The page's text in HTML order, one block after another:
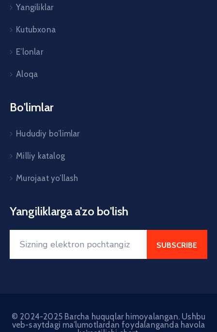
Yangiliklar
Kutubxona
E’lonlar
Aloqa
Bo'limlar
Hududiy bo’limlar
Milliy katalog
Murojaat yo’llash
Yangiliklarga a'zo bo'lish
© 2024-2025 Barcha huquqlar himoyalangan. Ushbu
veb-saytdagi ma’lumotlardan foydalanganda havola